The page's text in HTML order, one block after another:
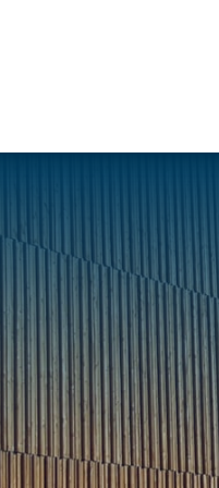
Bardage
double peau
rapporté
Bardage
simple peau
Étanchéité
des parois
enterrées